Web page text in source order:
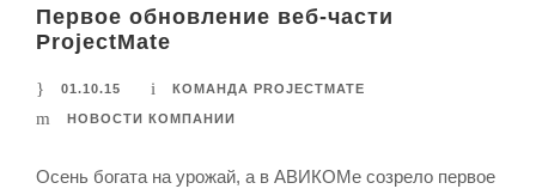
Первое обновление веб-части
ProjectMate
01.10.15 КОМАНДА PROJECTMATE
НОВОСТИ КОМПАНИИ
Осень богата на урожай, а в АВИКОМе созрело первое